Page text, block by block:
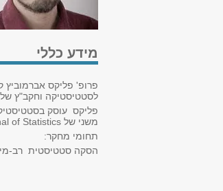
מידע כללי
פרופ' פליקס אברמוביץ קיבל תואר
לסטטיסטיקה וחקב"ץ של אוניברסיטת
פליקס עוסק
משני של of Statistics
תחומי מחקר:
הסקה סטטיסטית רב-